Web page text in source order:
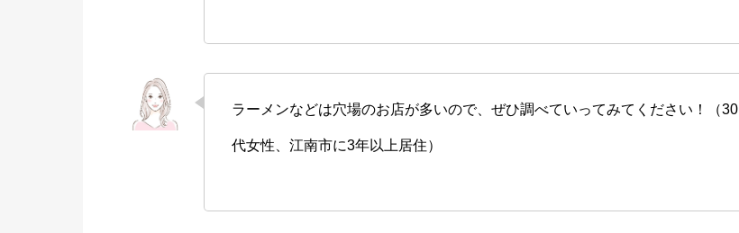
ラーメンなどは穴場のお店が多いので、ぜひ調べていってみてください！（30
代女性、江南市に3年以上居住）